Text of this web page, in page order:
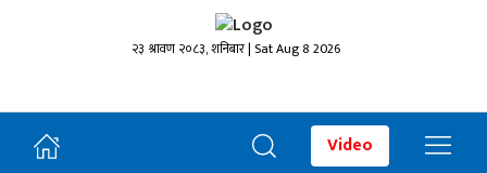
२३ श्रावण २०८३, शनिबार | Sat Aug 8 2026
Video